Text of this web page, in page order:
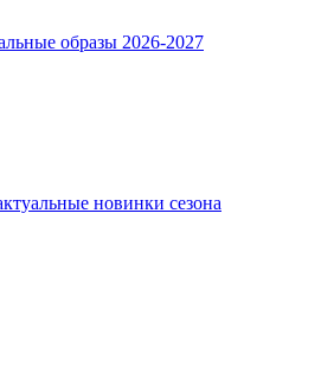
образы 2026-2027
новинки сезона